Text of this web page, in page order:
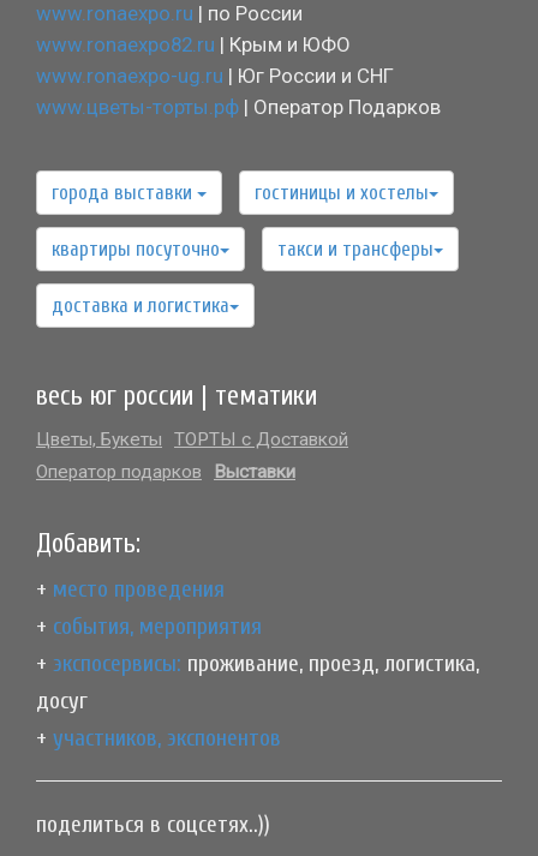
www.ronaexpo.ru | по России
www.ronaexpo82.ru | Крым и ЮФО
www.ronaexpo-ug.ru | Юг России и СНГ
www.цветы-торты.рф | Оператор Подарков
города выставки гостиницы и хостелы
квартиры посуточно такси и трансферы
доставка и логистика
весь юг россии | тематики
Цветы, Букеты
ТОРТЫ с Доставкой
Оператор подарков
Выставки
Добавить:
+ место проведения
+ события, мероприятия
+ экспосервисы: проживание, проезд, логистика,
досуг
+ участников, экспонентов
поделиться в соцсетях..))